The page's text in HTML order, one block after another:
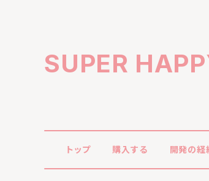
SUPER
トップ 購入する 開発の経